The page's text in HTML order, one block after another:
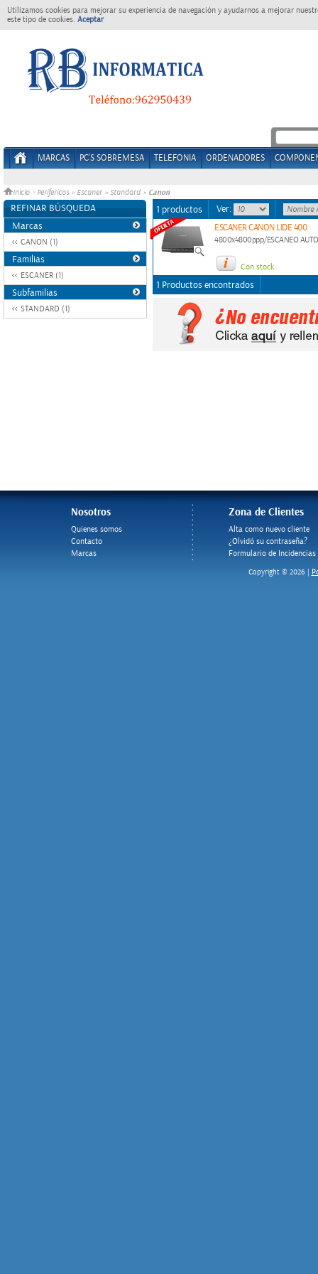
Utilizamos cookies para mejorar su experiencia de navegación y ayudarnos a mejorar
este tipo de cookies. Aceptar
MARCAS PC'S SOBREMESA TELEFONIA ORDENADORES
Inicio > Perifericos » Escaner » Standard » Canon
REFINAR BÚSQUEDA
Marcas
CANON (1)
Familias
ESCANER (1)
Subfamilias
STANDARD (1)
1 productos Ver:
ESCANER CANON LIDE 400
4800x4800ppp/ESCANEO
Con stock
1 Productos encontrados
Nosotros
Quienes somos
Contacto
Marcas
Zona de Clientes
Alta como nuevo cliente
¿Olvidó su contraseña?
Formulario de Incidencias
Copyright © 2026 |